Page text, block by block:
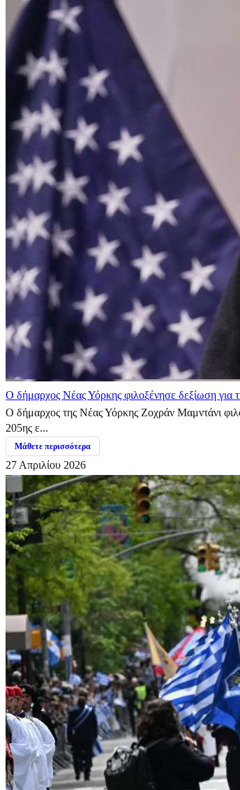
Ο δήμαρχος Νέας Υόρκης φιλοξένησε δεξίωση για
Ο δήμαρχος της Νέας Υόρκης Ζοχράν Μαμντάνι
205ης ε...
Μάθετε περισσότερα
27 Απριλίου 2026